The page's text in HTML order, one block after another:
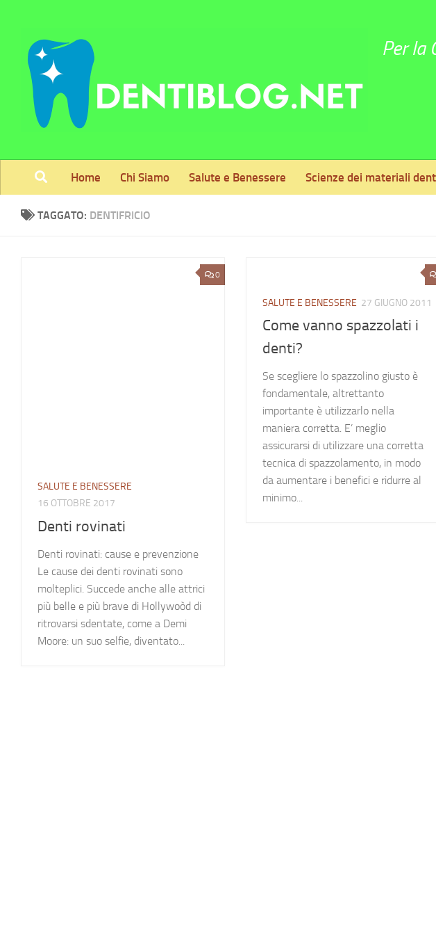
Per la
Home Chi Siamo Salute e Benessere Scienze dei materiali
TAGGATO: DENTIFRICIO
0
SALUTE E BENESSERE
16 OTTOBRE 2017
Denti rovinati
Denti rovinati: cause e prevenzione
Le cause dei denti rovinati sono
molteplici. Succede anche alle attrici
più belle e più brave di Hollywoòd di
ritrovarsi sdentate, come a Demi
Moore: un suo selfie, diventato...
SALUTE E BENESSERE 27 GIUGNO 2011
Come vanno spazzolati i
denti?
Se scegliere lo spazzolino giusto è
fondamentale, altrettanto
importante è utilizzarlo nella
maniera corretta. E’ meglio
assicurarsi di utilizzare una corretta
tecnica di spazzolamento, in modo
da aumentare i benefici e ridurre al
minimo...